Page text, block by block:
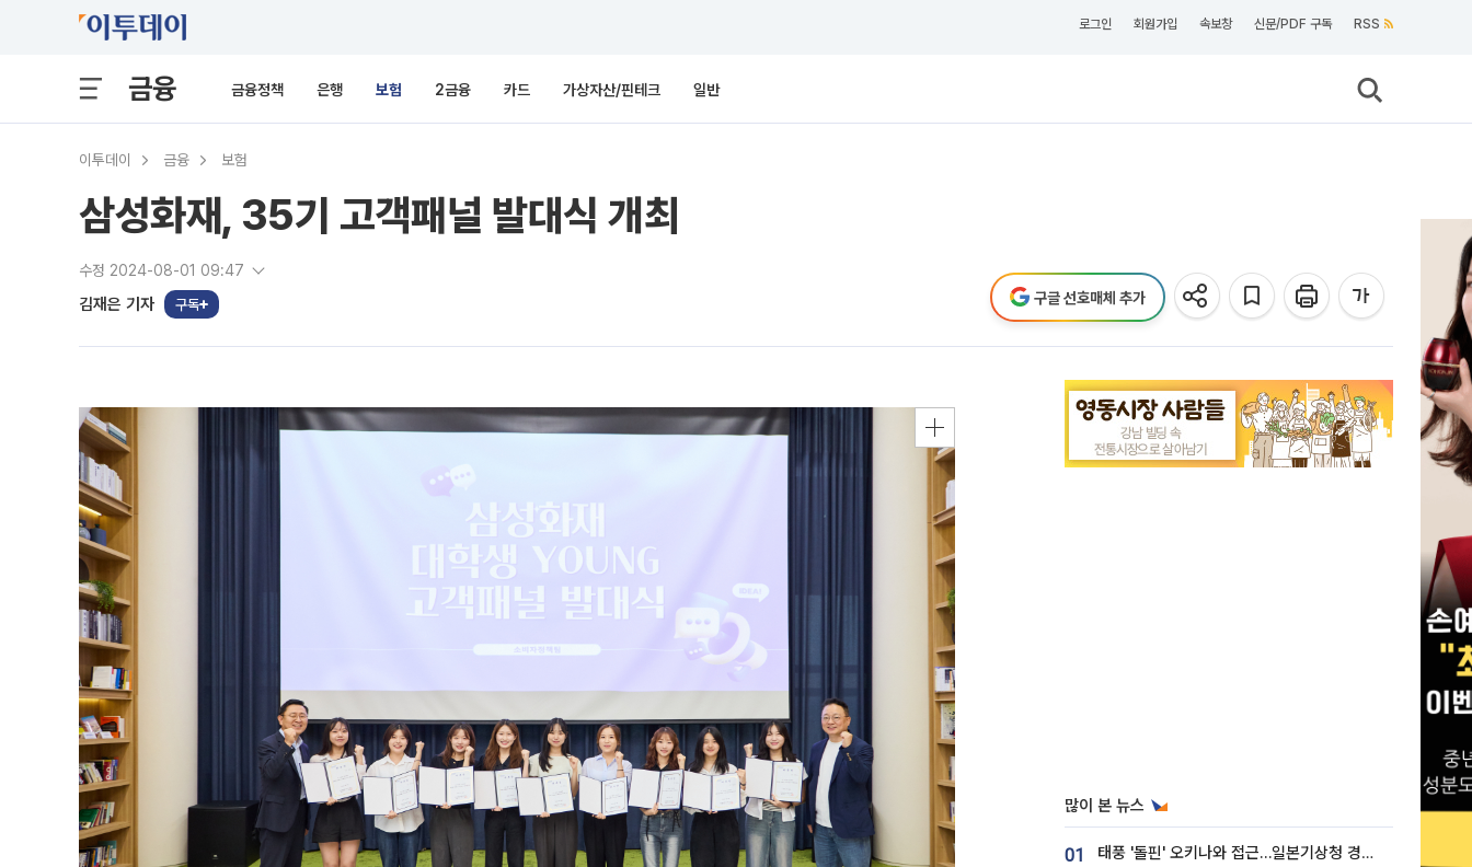
로그인 회원가입 속보창 신문/PDF 구독 RSS
금융 금융정책 은행 보험 2금융 카드 가상자산/핀테크 일반
이투데이 금융 보험
삼성화재, 35기 고객패널 발대식 개최
수정 2024-08-01 09:47
김재은 기자 구독 구글 선호매체 추가
많이 본 뉴스
01 태풍 '돌핀' 오키나와 접근…일본기상청 경로 업데이트